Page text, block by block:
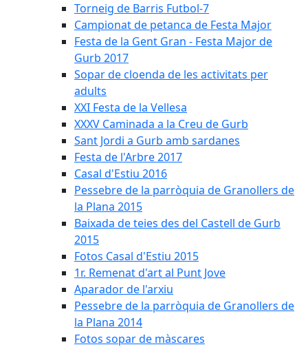
Torneig de Barris Futbol-7
Campionat de petanca de Festa Major
Festa de la Gent Gran - Festa Major de
Gurb 2017
Sopar de cloenda de les activitats per
adults
XXI Festa de la Vellesa
XXXV Caminada a la Creu de Gurb
Sant Jordi a Gurb amb sardanes
Festa de l'Arbre 2017
Casal d'Estiu 2016
Pessebre de la parròquia de Granollers de
la Plana 2015
Baixada de teies des del Castell de Gurb
2015
Fotos Casal d'Estiu 2015
1r. Remenat d'art al Punt Jove
Aparador de l'arxiu
Pessebre de la parròquia de Granollers de
la Plana 2014
Fotos sopar de màscares